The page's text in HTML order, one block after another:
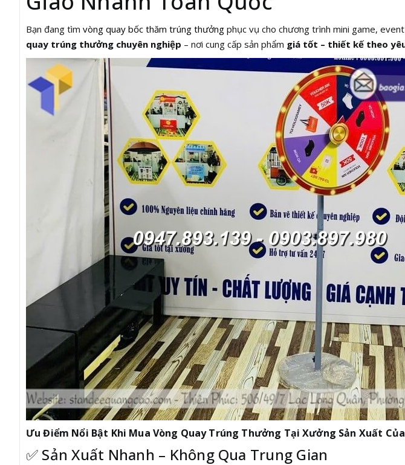
Bạn đang tìm vòng quay bốc thăm trúng thưởng phục vụ cho chương trình mini game,
quay trúng thưởng chuyên nghiệp – nơi cung cấp sản phẩm giá tốt – thiết kế theo
Ưu Điểm Nổi Bật Khi Mua Vòng Quay Trúng Thưởng Tại Xưởng Sản Xuất
✅ Sản Xuất Nhanh – Không Qua Trung Gian